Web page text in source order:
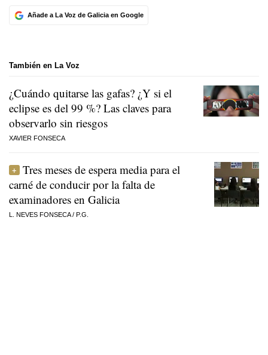
Añade a La Voz de Galicia en Google
También en La Voz
¿Cuándo quitarse las gafas? ¿Y si el
eclipse es del 99 %? Las claves para
observarlo sin riesgos
XAVIER FONSECA
Tres meses de espera media para el
carné de conducir por la falta de
examinadores en Galicia
L. NEVES FONSECA/ P.G.